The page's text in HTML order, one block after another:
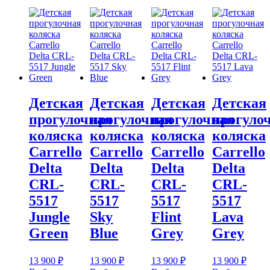
Детская
прогулочная
коляска
Carrello
Delta
CRL-
5517
Jungle
Green
13 900 ₽
Детская
прогулочная
коляска
Carrello
Delta
CRL-
5517
Sky
Blue
13 900₽
Детская
прогулочная
коляска
Carrello
Delta
CRL-
5517
Flint
Grey
13 900 ₽
Детская
коляска
Carrello
Delta
CRL-
5517
Lava
Grey
13 900 ₽